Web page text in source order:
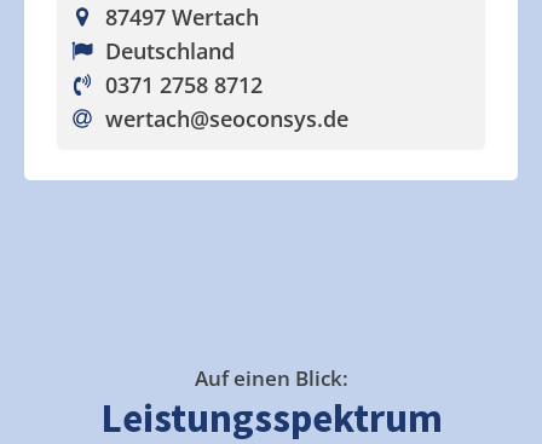
87497 Wertach
Deutschland
0371 2758 8712
wertach@seoconsys.de
Auf einen Blick:
Leistungsspektrum